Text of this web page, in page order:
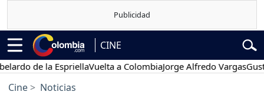
CINE
de la EspriellaVuelta a ColombiaJorge Alfredo VargasGustavo
Cine Noticias